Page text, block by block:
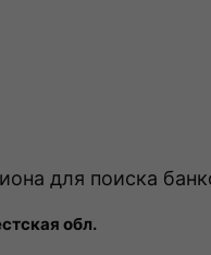
для поиска
обл.